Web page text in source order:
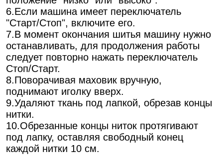
6.Если машина имеет переключатель
"Старт/Стоп", включите его.
7.В момент окончания шитья машину нужно
останавливать, для продолжения работы
следует повторно нажать переключатель
Стоп/Старт.
8.Поворачивая маховик вручную,
поднимают иголку вверх.
9.Удаляют ткань под лапкой, обрезав концы
нитки.
10.Обрезанные концы ниток протягивают
под лапку, оставляя свободный конец
каждой нитки 10 см.